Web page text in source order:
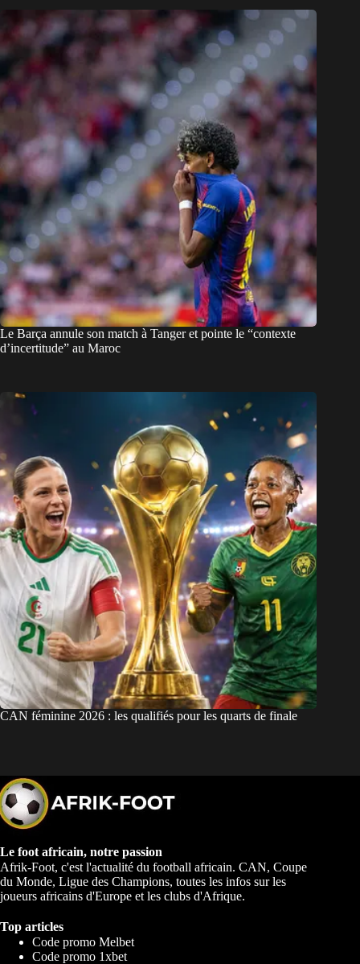
Le Barça annule son match à Tanger et pointe le “contexte
d’incertitude” au Maroc
CAN féminine 2026 : les qualifiés pour les quarts de finale
Le foot africain, notre passion
Afrik-Foot, c'est l'actualité du football africain. CAN, Coupe
du Monde, Ligue des Champions, toutes les infos sur les
joueurs africains d'Europe et les clubs d'Afrique.
Top articles
Code promo Melbet
Code promo 1xbet